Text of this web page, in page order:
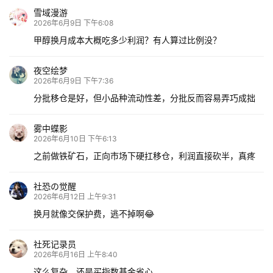
雪域漫游
2026年6月9日 下午6:08
甲醇换月成本大概吃多少利润？有人算过比例没？
夜空绘梦
2026年6月9日 下午7:36
分批移仓是好，但小品种流动性差，分批反而容易弄巧成拙
雾中蝶影
2026年6月10日 下午6:13
之前做铁矿石，正向市场下硬扛移仓，利润直接砍半，真疼
社恐の觉醒
2026年6月12日 上午9:31
换月就像交保护费，逃不掉啊😂
社死记录员
2026年6月16日 上午8:40